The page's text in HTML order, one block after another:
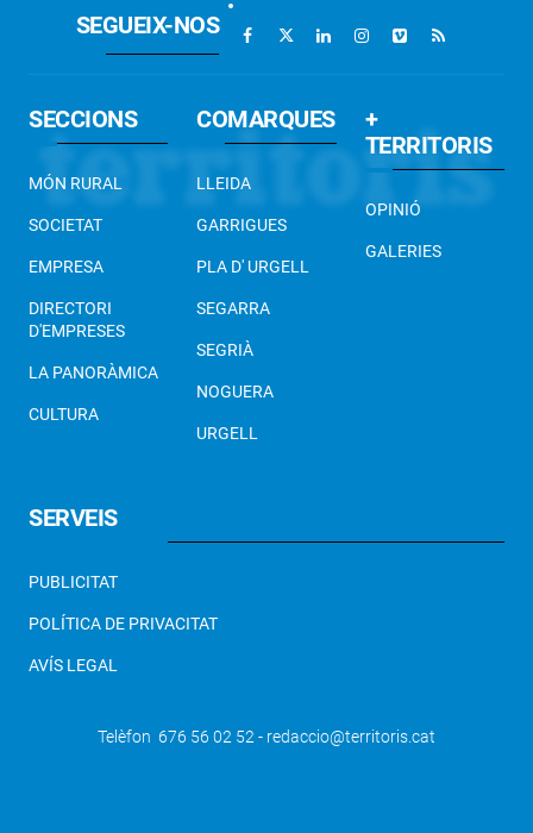
SEGUEIX-NOS
SECCIONS
MÓN RURAL
SOCIETAT
EMPRESA
DIRECTORI
D'EMPRESES
LA PANORÀMICA
CULTURA
COMARQUES
LLEIDA
GARRIGUES
PLA D' URGELL
SEGARRA
SEGRIÀ
NOGUERA
URGELL
+
TERRITORIS
OPINIÓ
GALERIES
SERVEIS
PUBLICITAT
POLÍTICA DE PRIVACITAT
AVÍS LEGAL
Telèfon 676 56 02 52 - redaccio@territoris.cat